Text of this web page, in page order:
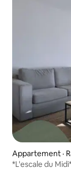
Appartement ·
*L'escale du